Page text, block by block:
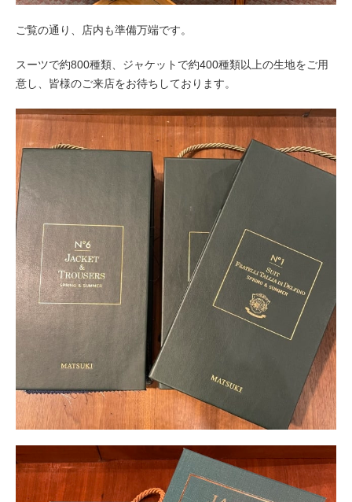
ご覧の通り、店内も準備万端です。
スーツで約800種類、ジャケットで約400種類以上の生地をご用
意し、皆様のご来店をお待ちしております。